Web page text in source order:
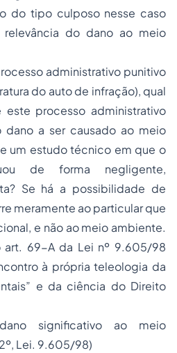
do tipo culposo nesse caso
do dano ao meio
administrativo punitivo
do auto de infração), qual
processo administrativo
a ser causado ao meio
um estudo técnico em que o
de forma negligente,
Se há a possibilidade de
meramente ao particular que
e não ao meio ambiente.
art. 69-A da Lei nº 9.605/98
à própria teleologia da
e da ciência do Direito
significativo ao meio
Lei. 9.605/98)